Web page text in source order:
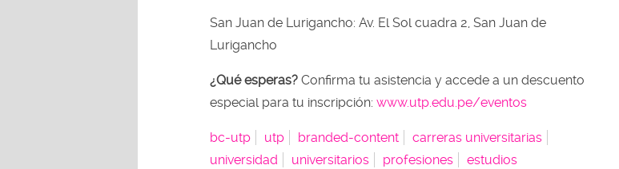
San Juan de Lurigancho: Av. El Sol cuadra 2, San Juan de
Lurigancho
¿Qué esperas? Confirma tu asistencia y accede a un descuento
especial para tu inscripción: www.utp.edu.pe/eventos
bc-utp utp branded-content
carreras universitarias
universidad
universitarios profesiones estudios